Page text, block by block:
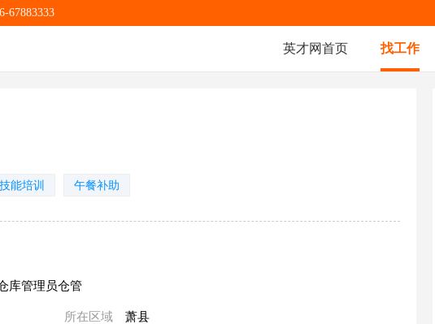
67883333
英才网首页 找工作
技能培训 午餐补助
库管理员仓管
所在区域 萧县